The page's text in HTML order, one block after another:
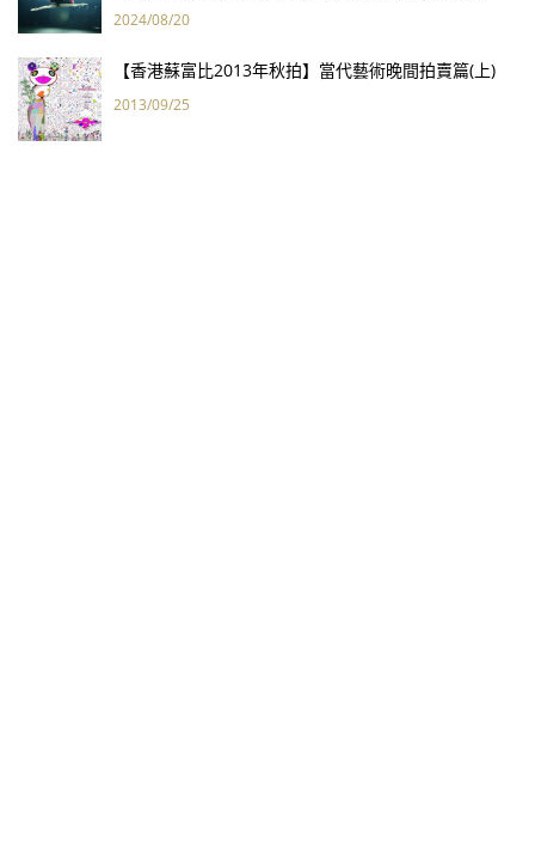
2024/08/20
【香港蘇富比2013年秋拍】當代藝術晚間拍賣篇(上)
2013/09/25